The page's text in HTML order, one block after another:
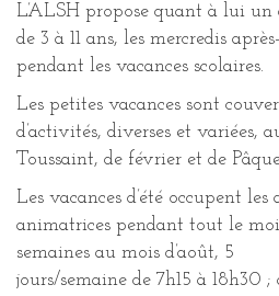
L’ALSH propose quant à lui
de 3 à 11 ans, les mercredis
pendant les vacances scolaires.
Les petites vacances sont
d’activités, diverses et variées,
Toussaint, de février et de
Les vacances d’été occupent
animatrices pendant tout le
semaines au mois d’août, 5
jours/semaine de 7h15 à 18h30